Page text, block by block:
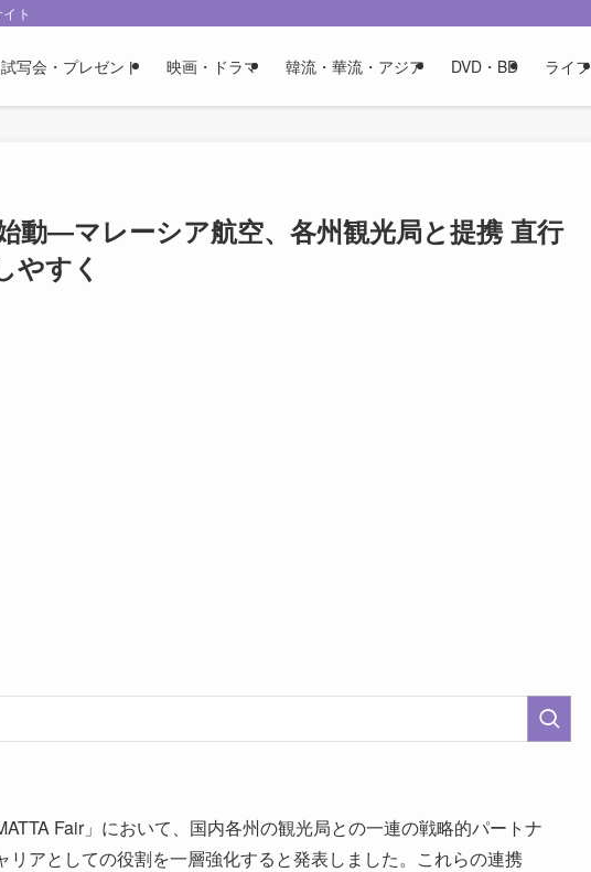
ト
試写会・プレゼント 映画・ドラマ 韓流・華流・アジア DVD・BD ライフ
動―マレーシア航空、各州観光局と提携 直行
やすく
Fair」において、国内各州の観光局との一連の戦略的パートナ
アとしての役割を一層強化すると発表しました。これらの連携